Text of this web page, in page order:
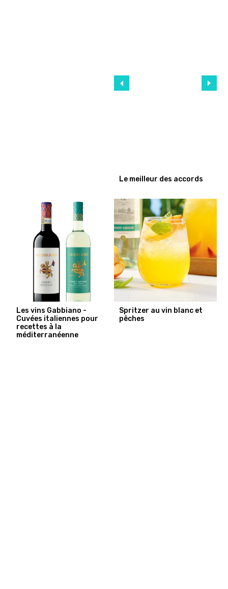
Le meilleur des accords
Les vins Gabbiano -
Cuvées italiennes pour
recettes à la
méditerranéenne
Spritzer au vin blanc et
pêches